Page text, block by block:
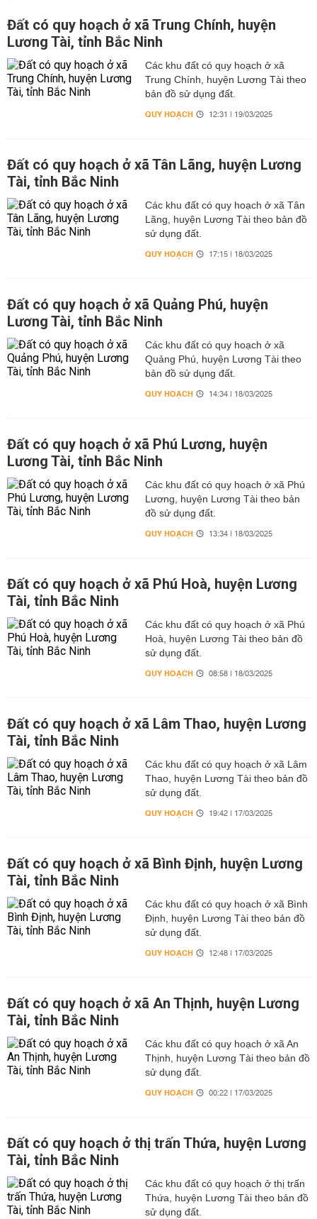
Đất có quy hoạch ở xã Trung Chính, huyện
Lương Tài, tỉnh Bắc Ninh
Các khu đất có quy hoạch ở xã
Trung Chính, huyện Lương Tài theo
bản đồ sử dụng đất.
QUY HOẠCH 12:31 | 19/03/2025
Đất có quy hoạch ở xã Tân Lãng, huyện Lương
Tài, tỉnh Bắc Ninh
Các khu đất có quy hoạch ở xã Tân
Lãng, huyện Lương Tài theo bản đồ
sử dụng đất.
QUY HOẠCH 17:15 | 18/03/2025
Đất có quy hoạch ở xã Quảng Phú, huyện
Lương Tài, tỉnh Bắc Ninh
Các khu đất có quy hoạch ở xã
Quảng Phú, huyện Lương Tài theo
bản đồ sử dụng đất.
QUY HOẠCH 14:34 | 18/03/2025
Đất có quy hoạch ở xã Phú Lương, huyện
Lương Tài, tỉnh Bắc Ninh
Các khu đất có quy hoạch ở xã Phú
Lương, huyện Lương Tài theo bản
đồ sử dụng đất.
QUY HOẠCH 13:34 | 18/03/2025
Đất có quy hoạch ở xã Phú Hoà, huyện Lương
Tài, tỉnh Bắc Ninh
Các khu đất có quy hoạch ở xã Phú
Hoà, huyện Lương Tài theo bản đồ
sử dụng đất.
QUY HOẠCH 08:58 | 18/03/2025
Đất có quy hoạch ở xã Lâm Thao, huyện Lương
Tài, tỉnh Bắc Ninh
Các khu đất có quy hoạch ở xã Lâm
Thao, huyện Lương Tài theo bản đồ
sử dụng đất.
QUY HOẠCH 19:42 | 17/03/2025
Đất có quy hoạch ở xã Bình Định, huyện Lương
Tài, tỉnh Bắc Ninh
Các khu đất có quy hoạch ở xã Bình
Định, huyện Lương Tài theo bản đồ
sử dụng đất.
QUY HOẠCH 12:48 | 17/03/2025
Đất có quy hoạch ở xã An Thịnh, huyện Lương
Tài, tỉnh Bắc Ninh
Các khu đất có quy hoạch ở xã An
Thịnh, huyện Lương Tài theo bản đồ
sử dụng đất.
QUY HOẠCH 00:22 | 17/03/2025
Đất có quy hoạch ở thị trấn Thứa, huyện Lương
Tài, tỉnh Bắc Ninh
Các khu đất có quy hoạch ở thị trấn
Thứa, huyện Lương Tài theo bản đồ
sử dụng đất.